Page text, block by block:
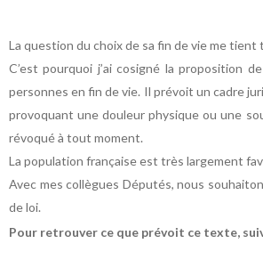
La question du choix de sa fin de vie me tient
C’est pourquoi j’ai cosigné la proposition
personnes en fin de vie. Il prévoit un cadre
provoquant une douleur physique ou une
révoqué à tout moment.
La population française est très largement
Avec mes collègues Députés, nous
de loi.
Pour retrouver ce que prévoit ce texte,